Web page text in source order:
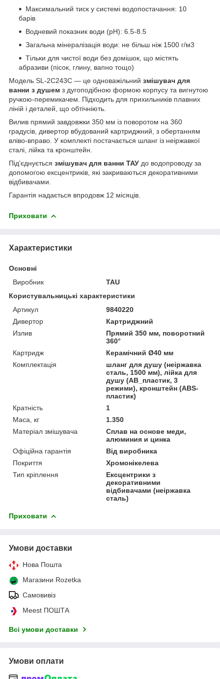
Максимальний тиск у системі водопостачання: 10
барів
Водневий показник води (pH): 6.5-8.5
Загальна мінералізація води: не більш ніж 1500 г/м3
Тільки для чистої води без домішок, що містять
абразиви (пісок, глину, вапно тощо)
Модель SL-2C243C — це одноважільний змішувач для
ванни з душем з дугоподібною формою корпусу та вигнутою
ручкою-перемикачем. Підходить для прихильників плавних
ліній і деталей, що обтічніють.
Вилив прямий завдовжки 350 мм із поворотом на 360
градусів, дивертор вбудований картриджний, з обертанням
вліво-вправо. У комплекті постачається шланг із неіржавкої
сталі, лійка та кронштейн.
Під'єднується змішувач для ванни ТАУ до водопроводу за
допомогою ексцентриків, які закриваються декоративними
відбивачами.
Гарантія надається впродовж 12 місяців.
Приховати
Характеристики
Основні
Виробник
TAU
Користувальницькі характеристики
Артикул
9840220
Дивертор
Картриджний
Излив
Прямий 350 мм, поворотний
360°
Картридж
Керамічний Ø40 мм
Комплектація
шланг для душу (неіржавка
сталь, 1500 мм), лійка для
душу (АВ_пластик, 3
режими), кронштейн (ABS-
пластик)
Кратність
1
Маса, кг
1.350
Матеріал змішувача
Сплав на основе меди,
алюминия и цинка
Офіційна гарантія
Від виробника
Покриття
Хромонікелева
Тип кріплення
Ексцентрики з
декоративними
відбивачами (неіржавка
сталь)
Приховати
Умови доставки
Нова Пошта
Магазини Rozetka
Самовивіз
Meest ПОШТА
Всі умови доставки
Умови оплати